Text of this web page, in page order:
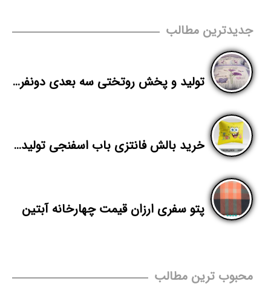
جدیدترین مطالب
تولید و پخش روتختی سه بعدی دونفره در تهران
خرید بالش فانتزی باب اسفنجی تولیدی پاندا
پتو سفری ارزان قیمت چهارخانه آبتین
محبوب ترین مطالب